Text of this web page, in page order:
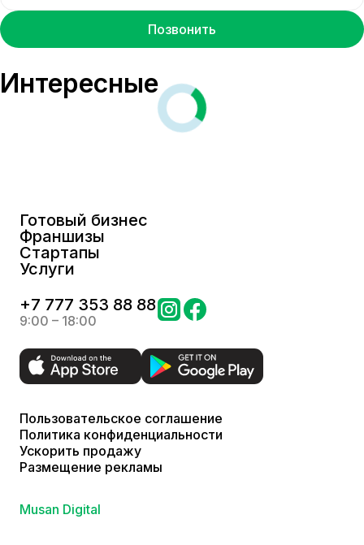
Позвонить
Интересные
Готовый бизнес
Франшизы
Стартапы
Услуги
+7 777 353 88 88
9:00 – 18:00
Пользовательское соглашение
Политика конфиденциальности
Ускорить продажу
Размещение рекламы
Musan Digital